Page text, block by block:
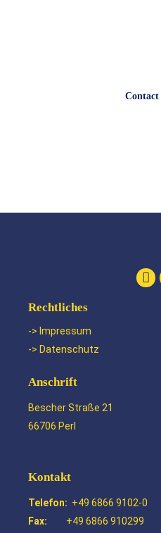
Contact
Rechtliches
-> Impressum
-> Datenschutz
Anschrift
Bescher Straße 21
66706 Perl
Kontakt
Telefon: +49 6866 9102-0
Fax: +49 6866 910299